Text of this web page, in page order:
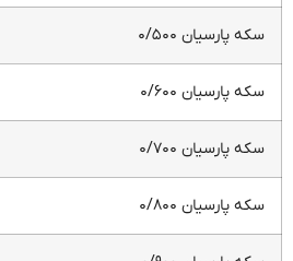
سکه پارسیان ۰/۵۰۰
سکه پارسیان ۰/۶۰۰
سکه پارسیان ۰/۷۰۰
سکه پارسیان ۰/۸۰۰